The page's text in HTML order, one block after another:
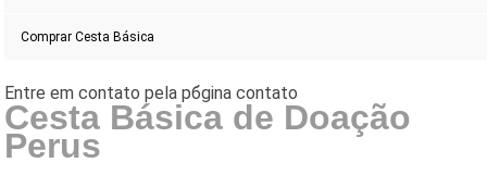
Comprar Cesta Básica
Cesta Básica de Doação
Perus